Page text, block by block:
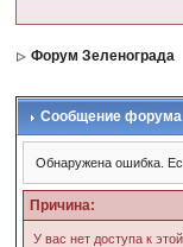
Форум Зеленограда
Сообщение форума
Обнаружена ошибка.
Причина:
У вас нет доступа к